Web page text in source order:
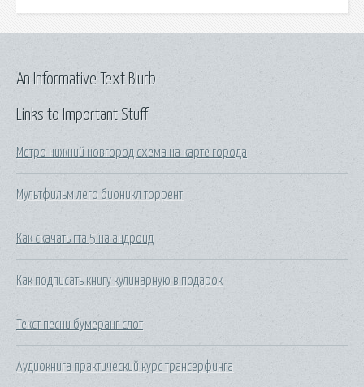
Links to Important Stuff
Метро нижний новгород схема на карте города
Мультфильм лего бионикл торрент
Как скачать гта 5 на андроид
Как подписать книгу кулинарную в подарок
Текст песни бумеранг слот
Аудиокнига практический курс трансерфинга
An Informative Text Blurb